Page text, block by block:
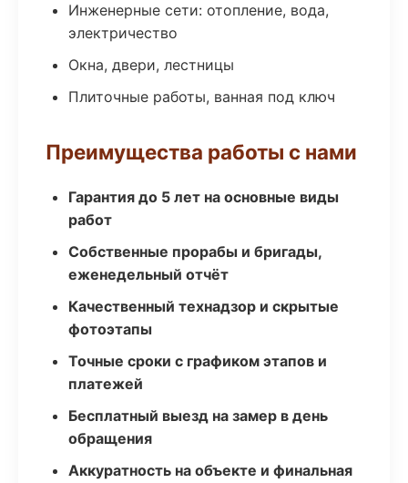
Инженерные сети: отопление, вода,
электричество
Окна, двери, лестницы
Плиточные работы, ванная под ключ
Преимущества работы с нами
Гарантия до 5 лет на основные виды
работ
Собственные прорабы и бригады,
еженедельный отчёт
Качественный технадзор и скрытые
фотоэтапы
Точные сроки с графиком этапов и
платежей
Бесплатный выезд на замер в день
обращения
Аккуратность на объекте и финальная